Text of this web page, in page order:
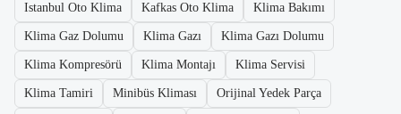
Istanbul Oto Klima Kafkas Oto Klima Klima Bakımı
Klima Gaz Dolumu Klima Gazı Klima Gazı Dolumu
Klima Kompresörü Klima Montajı Klima Servisi
Klima Tamiri Minibüs Kliması Orijinal Yedek Parça